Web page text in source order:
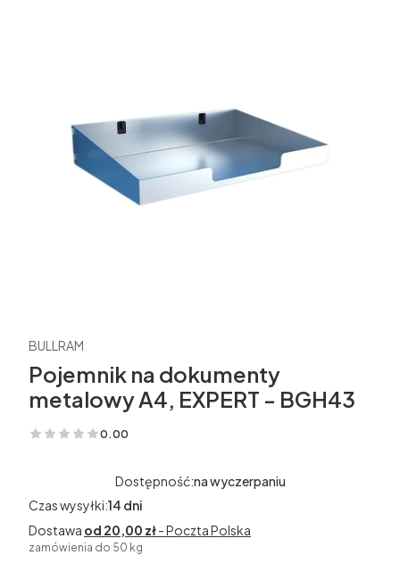
BULLRAM
Pojemnik na dokumenty
metalowy A4, EXPERT - BGH43
0.00
(Oceny: 0 Recenzje: 0)
Dostępność:na wyczerpaniu
Czas wysyłki:14 dni
Dostawa od 20,00 zł- Poczta Polska
zamówienia do 50 kg